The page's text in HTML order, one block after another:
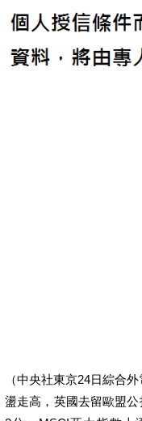
（中央社東京24日綜合
盪走高，英國去留歐盟